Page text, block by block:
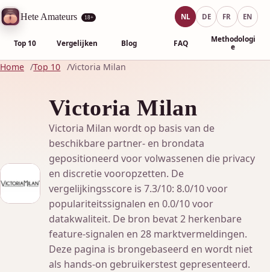
Hete Amateurs 18+
Top 10 Vergelijken Blog FAQ
Methodologi
e
NL DE FR EN
Home Top 10 Victoria Milan
Victoria Milan
Victoria Milan wordt op basis van de
beschikbare partner- en brondata
gepositioneerd voor volwassenen die privacy
en discretie vooropzetten. De
vergelijkingsscore is 7.3/10: 8.0/10 voor
populariteitssignalen en 0.0/10 voor
datakwaliteit. De bron bevat 2 herkenbare
feature-signalen en 28 marktvermeldingen.
Deze pagina is brongebaseerd en wordt niet
als hands-on gebruikerstest gepresenteerd.